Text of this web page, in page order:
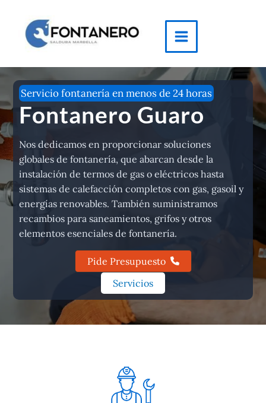
contenido
Main
Menu
Servicio fontanería en menos de 24 horas
Fontanero Guaro
Nos dedicamos en proporcionar soluciones
globales de fontanería, que abarcan desde la
instalación de termos de gas o eléctricos hasta
sistemas de calefacción completos con gas, gasoil y
energías renovables. También suministramos
recambios para saneamientos, grifos y otros
elementos esenciales de fontanería.
Pide Presupuesto
Servicios